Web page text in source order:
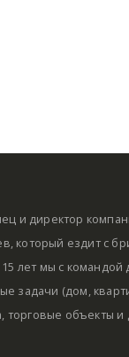
и директор
который ездит с
лет мы с командой
задачи (дом,
торговые объекты и